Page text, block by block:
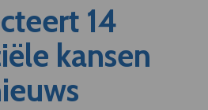
14
kansen